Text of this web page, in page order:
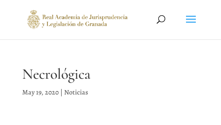
Necrológica
May 19, 2020| Noticias